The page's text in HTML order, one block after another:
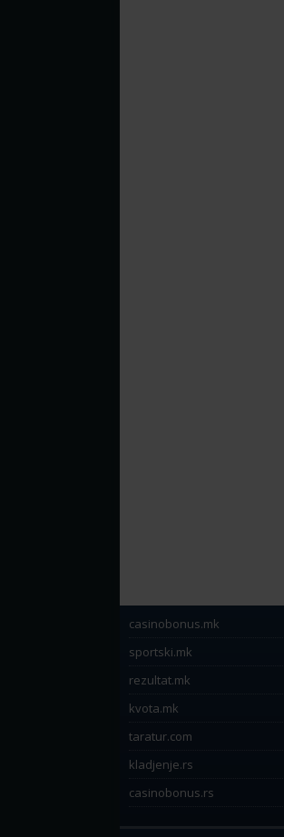
casinobonus.mk
sportski.mk
rezultat.mk
kvota.mk
taratur.com
kladjenje.rs
casinobonus.rs